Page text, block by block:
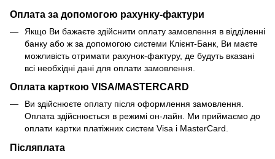
Оплата за допомогою рахунку-фактури
Якщо Ви бажаєте здійснити оплату замовлення в відділенні
банку або ж за допомогою системи Клієнт-Банк, Ви маєте
можливість отримати рахунок-фактуру, де будуть вказані
всі необхідні дані для оплати замовлення.
Оплата карткою VISA/MASTERCARD
Ви здійснюєте оплату після оформлення замовлення.
Оплата здійснюється в режимі он-лайн. Ми приймаємо до
оплати картки платіжних систем Visa і MasterCard.
Післяплата